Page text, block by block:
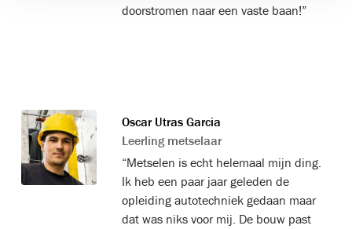
doorstromen naar een vaste baan!”
“Metselen is echt helemaal mijn ding.
Ik heb een paar jaar geleden de
opleiding autotechniek gedaan maar
dat was niks voor mij. De bouw past
Oscar Utras Garcia
Leerling metselaar